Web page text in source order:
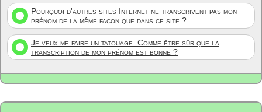
Pourquoi d'autres sites Internet ne transcrivent pas mon
prénom de la même façon que dans ce site ?
Je veux me faire un tatouage. Comme être sûr que la
transcription de mon prénom est bonne ?